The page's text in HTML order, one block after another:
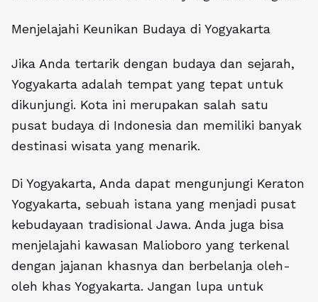
Menjelajahi Keunikan Budaya di Yogyakarta
Jika Anda tertarik dengan budaya dan sejarah,
Yogyakarta adalah tempat yang tepat untuk
dikunjungi. Kota ini merupakan salah satu
pusat budaya di Indonesia dan memiliki banyak
destinasi wisata yang menarik.
Di Yogyakarta, Anda dapat mengunjungi Keraton
Yogyakarta, sebuah istana yang menjadi pusat
kebudayaan tradisional Jawa. Anda juga bisa
menjelajahi kawasan Malioboro yang terkenal
dengan jajanan khasnya dan berbelanja oleh-
oleh khas Yogyakarta. Jangan lupa untuk